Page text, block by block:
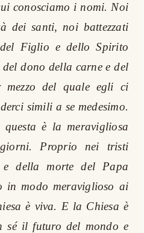
conosciamo i nomi. Noi
dei santi, noi battezzati
Figlio e dello Spirito
dono della carne e del
mezzo del quale egli ci
simili a se medesimo.
è la meravigliosa
Proprio nei tristi
della morte del Papa
in modo meraviglioso ai
è viva. E la Chiesa è
sé il futuro del mondo e